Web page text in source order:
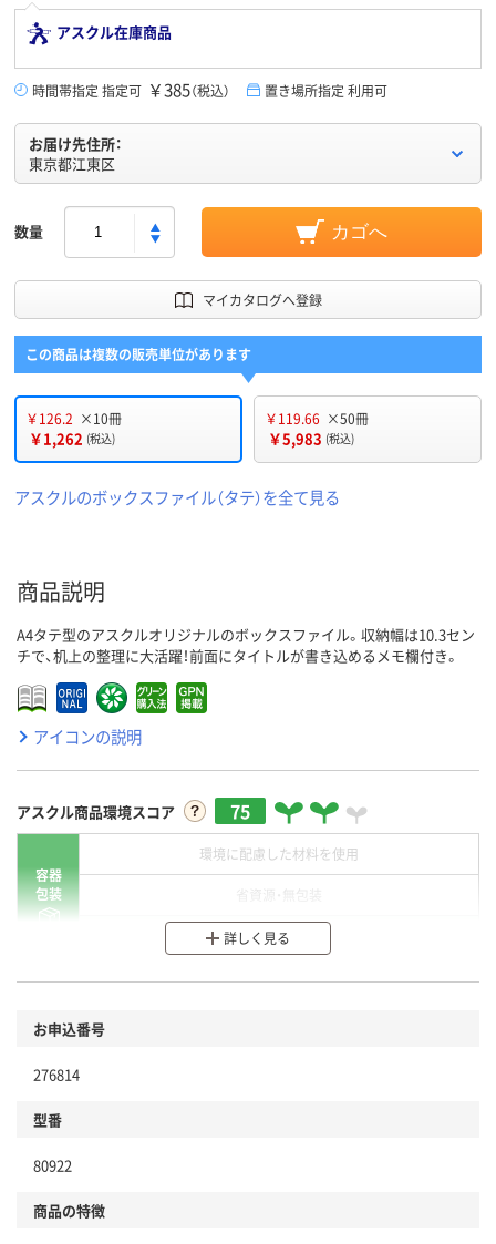
アスクル在庫商品
時間帯指定 指定可 ￥385（税込） 置き場所指定 利用可
お届け先住所：
東京都江東区
数量 カゴへ
マイカタログへ登録
この商品は複数の販売単位があります
￥126.2 ×10冊
￥1,262 (税込)
￥119.66 ×50冊
￥5,983 (税込)
アスクルのボックスファイル（タテ）を全て見る
商品説明
A4タテ型のアスクルオリジナルのボックスファイル。収納幅は10.3セン
チで、机上の整理に大活躍！前面にタイトルが書き込めるメモ欄付き。
アイコンの説明
アスクル商品環境スコア 75
容器
包装
環境に配慮した材料を使用
分別・リサイクルしやすい設計
商品
本体
仕組
詳しく見る
お申込番号
276814
型番
80922
商品の特徴